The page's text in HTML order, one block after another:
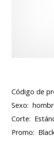
Código de
Sexo:
Corte:
Promo: